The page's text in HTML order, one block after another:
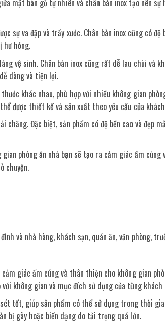
sự va đập và trầy xước. Chân bàn inox cũng có độ
hư hỏng.
vệ sinh. Chân bàn inox cũng rất dễ lau chùi và
dàng và tiện lợi.
khác nhau, phù hợp với nhiều không gian
được thiết kế và sản xuất theo yêu cầu của
chăng. Đặc biệt, sản phẩm có độ bền cao và đẹp
phòng ăn nhà bạn sẽ tạo ra cảm giác ấm cúng
chuyện.
và nhà hàng, khách sạn, quán ăn, văn phòng,
giác ấm cúng và thân thiện cho không gian
không gian và mục đích sử dụng của từng khách
sét tốt, giúp sản phẩm có thể sử dụng trong thời
bị gãy hoặc biến dạng do tải trọng quá lớn.